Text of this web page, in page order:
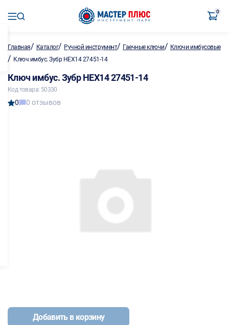
0
Главная/ Каталог/ Ручной инструмент/ Гаечные ключи/ Ключи имбусовые
/ Ключ имбус. Зубр HEX14 27451-14
Ключ имбус. Зубр HEX14 27451-14
Код товара: 50330
0 0 отзывов
Добавить в корзину